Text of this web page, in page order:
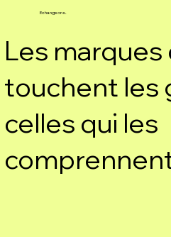
Echangeons.
Les marques
touchent les
celles qui les